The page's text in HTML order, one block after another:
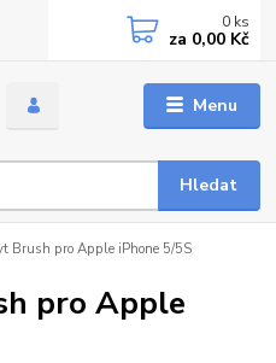
Menu
Hledat
0 ks
za 0,00 Kč
Brush pro Apple iPhone 5/5S
pro Apple